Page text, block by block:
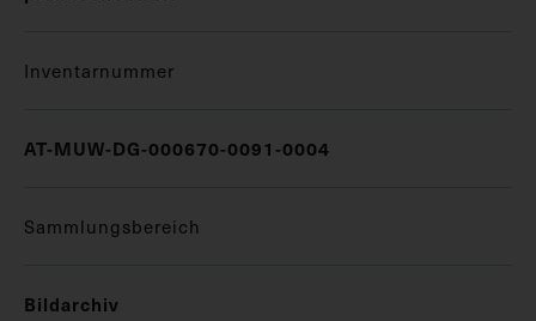
Inventarnummer
AT-MUW-DG-000670-0091-0004
Sammlungsbereich
Bildarchiv